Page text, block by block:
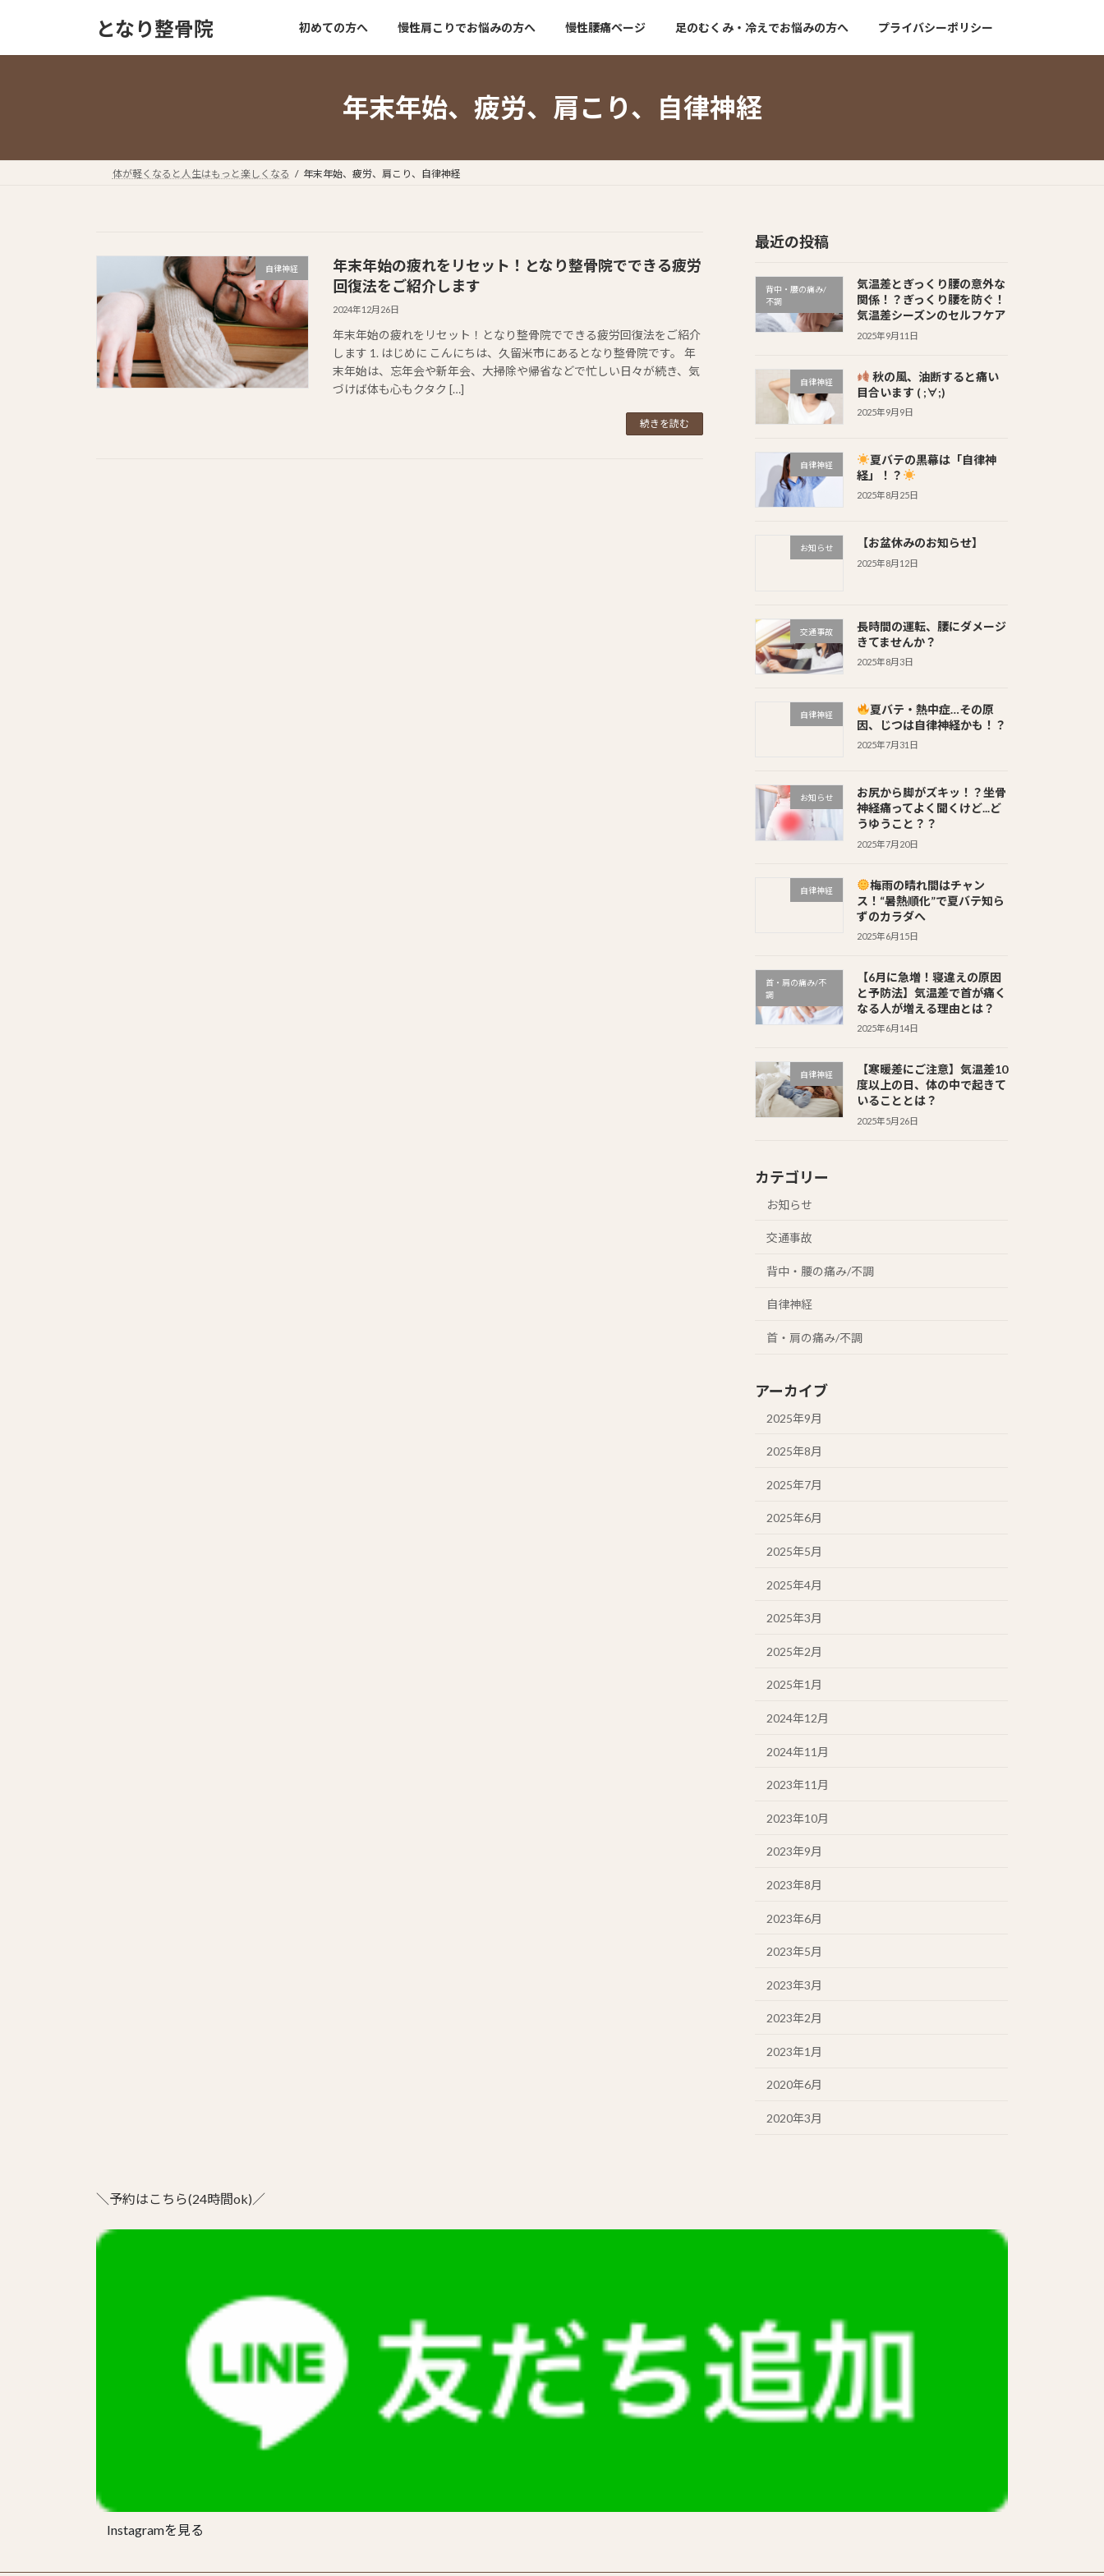
となり整骨院 初めての方へ 慢性肩こりでお悩みの方へ 慢性腰痛ページ 足のむくみ・冷えでお悩みの方へ プライバシーポリシー
年末年始、疲労、肩こり、自律神経
体が軽くなると人生はもっと楽しくなる 年末年始、疲労、肩こり、自律神経
自律神経
年末年始の疲れをリセット！となり整骨院でできる疲労
回復法をご紹介します
2024年12月26日
年末年始の疲れをリセット！となり整骨院でできる疲労回復法をご紹介
します 1. はじめに こんにちは、久留米市にあるとなり整骨院です。 年
末年始は、忘年会や新年会、大掃除や帰省などで忙しい日々が続き、気
づけば体も心もクタク […]
続きを読む
最近の投稿
背中・腰の痛み/
不調
気温差とぎっくり腰の意外な
関係！？ぎっくり腰を防ぐ！
気温差シーズンのセルフケア
2025年9月11日
自律神経
秋の風、油断すると痛い
目合います ( ;∀;)
2025年9月9日
自律神経
夏バテの黒幕は「自律神
経」！？
2025年8月25日
お知らせ 【お盆休みのお知らせ】
2025年8月12日
交通事故
長時間の運転、腰にダメージ
きてませんか？
2025年8月3日
自律神経
夏バテ・熱中症…その原
因、じつは自律神経かも！？
2025年7月31日
お知らせ
お尻から脚がズキッ！？坐骨
神経痛ってよく聞くけど...ど
うゆうこと？？
2025年7月20日
自律神経
梅雨の晴れ間はチャン
ス！“暑熱順化”で夏バテ知ら
ずのカラダへ
2025年6月15日
首・肩の痛み/不
調
【6月に急増！寝違えの原因
と予防法】気温差で首が痛く
なる人が増える理由とは？
2025年6月14日
自律神経
【寒暖差にご注意】気温差10
度以上の日、体の中で起きて
いることとは？
2025年5月26日
カテゴリー
お知らせ
交通事故
背中・腰の痛み/不調
自律神経
首・肩の痛み/不調
アーカイブ
2025年9月
2025年8月
2025年7月
2025年6月
2025年5月
2025年4月
2025年3月
2025年2月
2025年1月
2024年12月
2024年11月
2023年11月
2023年10月
2023年9月
2023年8月
2023年6月
2023年5月
2023年3月
2023年2月
2023年1月
2020年6月
2020年3月
＼予約はこちら(24時間ok)／
Instagramを見る